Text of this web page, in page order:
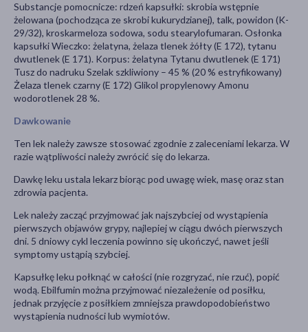
Substancje pomocnicze: rdzeń kapsułki: skrobia wstępnie
żelowana (pochodząca ze skrobi kukurydzianej), talk, powidon (K-
29/32), kroskarmeloza sodowa, sodu stearylofumaran. Osłonka
kapsułki Wieczko: żelatyna, żelaza tlenek żółty (E 172), tytanu
dwutlenek (E 171). Korpus: żelatyna Tytanu dwutlenek (E 171)
Tusz do nadruku Szelak szkliwiony – 45 % (20 % estryfikowany)
Żelaza tlenek czarny (E 172) Glikol propylenowy Amonu
wodorotlenek 28 %.
Dawkowanie
Ten lek należy zawsze stosować zgodnie z zaleceniami lekarza. W
razie wątpliwości należy zwrócić się do lekarza.
Dawkę leku ustala lekarz biorąc pod uwagę wiek, masę oraz stan
zdrowia pacjenta.
Lek należy zacząć przyjmować jak najszybciej od wystąpienia
pierwszych objawów grypy, najlepiej w ciągu dwóch pierwszych
dni. 5 dniowy cykl leczenia powinno się ukończyć, nawet jeśli
symptomy ustąpią szybciej.
Kapsułkę leku połknąć w całości (nie rozgryzać, nie rzuć), popić
wodą. Ebilfumin można przyjmować niezależenie od posiłku,
jednak przyjęcie z posiłkiem zmniejsza prawdopodobieństwo
wystąpienia nudności lub wymiotów.